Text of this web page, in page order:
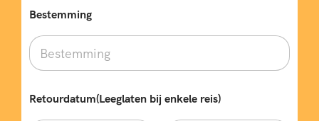
n
g
N
a
a
e
Bestemming
Retourdatum(Leeglaten bij enkele reis)